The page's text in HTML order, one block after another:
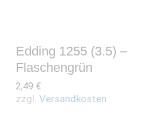
Edding 1255 (3.5) –
Flaschengrün
2,49 €
zzgl. Versandkosten